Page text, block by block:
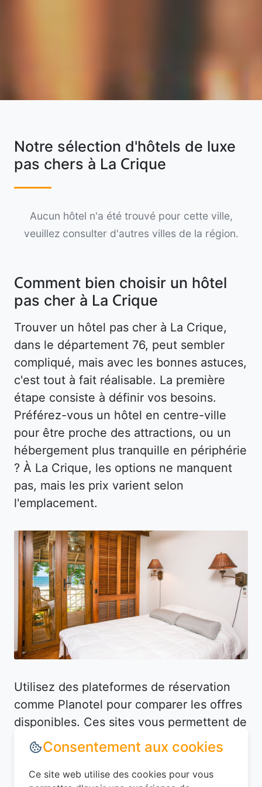
Notre sélection d'hôtels de luxe
pas chers à La Crique
Aucun hôtel n'a été trouvé pour cette ville,
veuillez consulter d'autres villes de la région.
Comment bien choisir un hôtel
pas cher à La Crique
Trouver un hôtel pas cher à La Crique,
dans le département 76, peut sembler
compliqué, mais avec les bonnes astuces,
c'est tout à fait réalisable. La première
étape consiste à définir vos besoins.
Préférez-vous un hôtel en centre-ville
pour être proche des attractions, ou un
hébergement plus tranquille en périphérie
? À La Crique, les options ne manquent
pas, mais les prix varient selon
l'emplacement.
Utilisez des plateformes de réservation
comme Planotel pour comparer les offres
disponibles. Ces sites vous permettent de
filtrer les hôtels selon vos critères (prix,
équipements, avis des clients) et de
dénicher des offres avantageuses. Par
Consentement aux cookies
Ce site web utilise des cookies pour vous